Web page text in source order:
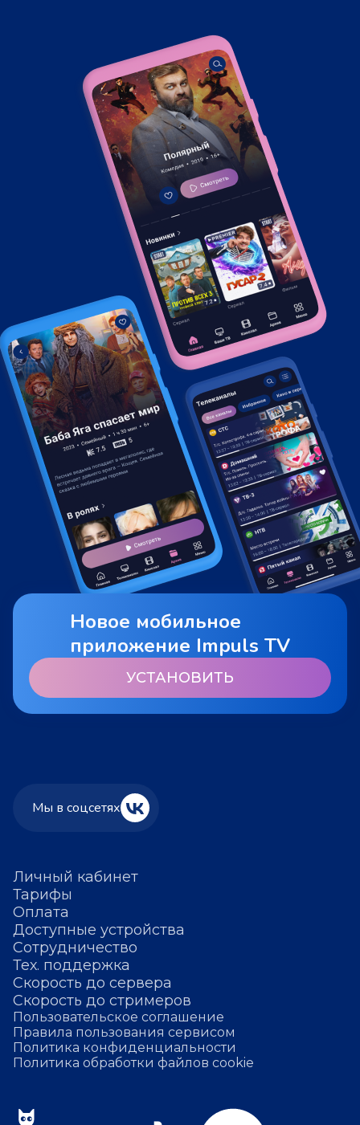
Новое мобильное
приложение Impuls TV
УСТАНОВИТЬ
Личный кабинет
Тарифы
Оплата
Доступные устройства
Сотрудничество
Тех. поддержка
Скорость до сервера
Скорость до стримеров
Пользовательское соглашение
Правила пользования сервисом
Политика конфиденциальности
Политика обработки файлов cookie
Мы в соцсетях